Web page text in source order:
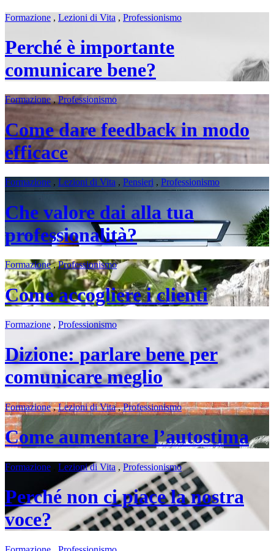
Formazione , Lezioni di Vita , Professionismo
Perché è importante
comunicare bene?
Formazione,Professionismo
Come dare feedback in modo
efficace
Formazione , Lezioni di Vita , Pensieri , Professionismo
Che valore dai alla tua
professionalità?
Formazione,Professionismo
Come accogliere i clienti
Formazione , Professionismo
Dizione: parlare bene per
comunicare meglio
Formazione,Lezioni di Vita,Professionismo
Come aumentare l’autostima
Formazione Lezioni di Vita , Professionismo
Perché non ci piace la nostra
voce?